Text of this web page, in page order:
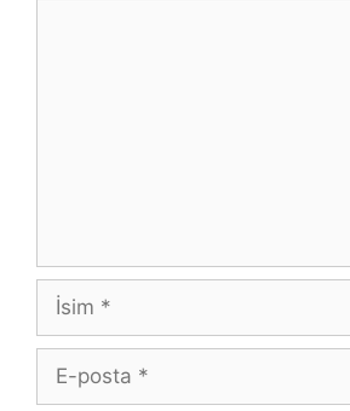
İsim
posta